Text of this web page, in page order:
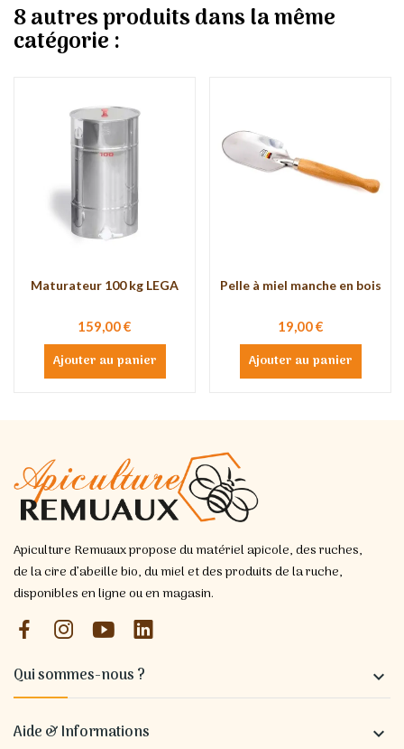
8 autres produits dans la même
catégorie :
Maturateur 100 kg LEGA
159,00 €
Ajouter au panier
Pelle à miel manche en bois
19,00 €
Ajouter au panier
Apiculture Remuaux propose du matériel apicole, des ruches,
de la cire d’abeille bio, du miel et des produits de la ruche,
disponibles en ligne ou en magasin.
Qui sommes-nous ? 
Aide & Informations 